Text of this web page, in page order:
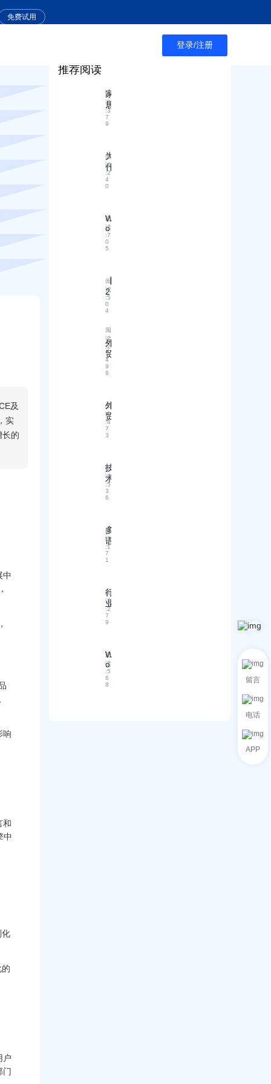
免费试用
登录/注册
及
实
长的
中
响
和
中
化
户
门
留言
电话
APP